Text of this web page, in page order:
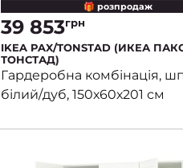
🎁 розпродаж
39 853грн
IKEA PAX/TONSTAD (ИКЕА
ТОНСТАД)
Гардеробна комбінація,
білий/дуб, 150х60х201 см